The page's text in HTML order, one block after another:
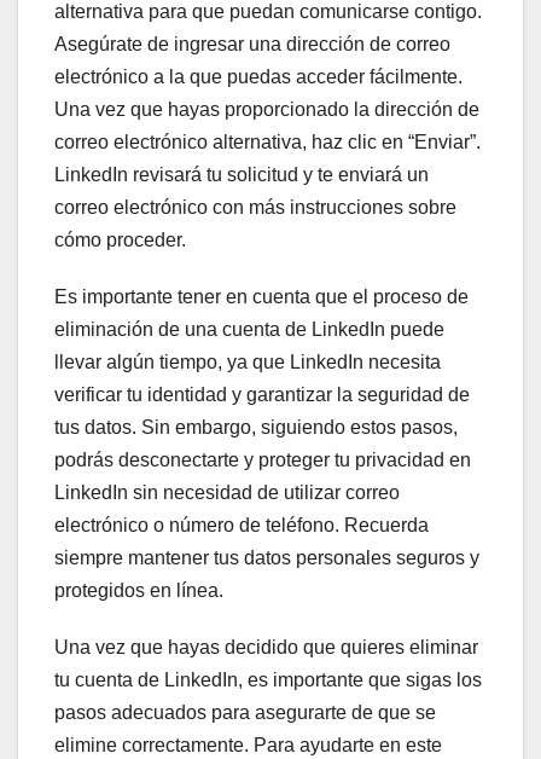
alternativa para que puedan comunicarse contigo.
Asegúrate de ingresar una dirección de correo
electrónico a la que puedas acceder fácilmente.
Una vez que hayas proporcionado la dirección de
correo electrónico alternativa, haz clic en “Enviar”.
LinkedIn revisará tu solicitud y te enviará un
correo electrónico con más instrucciones sobre
cómo proceder.
Es importante tener en cuenta que el proceso de
eliminación de una cuenta de LinkedIn puede
llevar algún tiempo, ya que LinkedIn necesita
verificar tu identidad y garantizar la seguridad de
tus datos. Sin embargo, siguiendo estos pasos,
podrás desconectarte y proteger tu privacidad en
LinkedIn sin necesidad de utilizar correo
electrónico o número de teléfono. Recuerda
siempre mantener tus datos personales seguros y
protegidos en línea.
Una vez que hayas decidido que quieres eliminar
tu cuenta de LinkedIn, es importante que sigas los
pasos adecuados para asegurarte de que se
elimine correctamente. Para ayudarte en este